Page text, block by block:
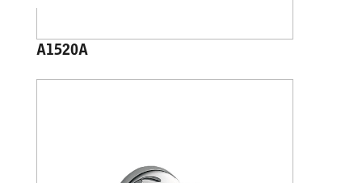
A1520A